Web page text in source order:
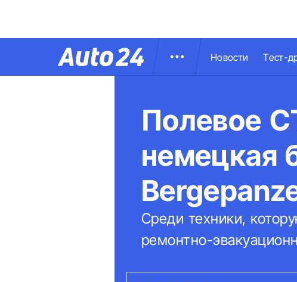
Новости Тест-
Полевое
немецкая
Среди техники,
ремонтно-